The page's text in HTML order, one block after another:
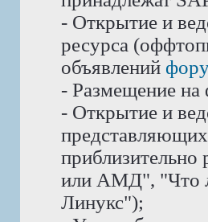
- Открытие и
ресурса
объявлений
- Размещение
- Открытие и
или АМД", "Что
Линукс");